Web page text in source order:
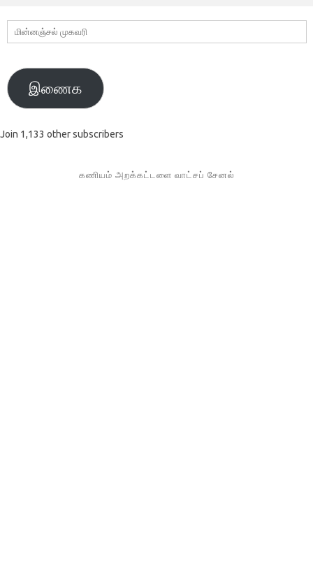
மின்னஞ்சல்
முகவரி
இணைக
Join 1,133 other subscribers
கணியம் அறக்கட்டளை வாட்சப் சேனல்